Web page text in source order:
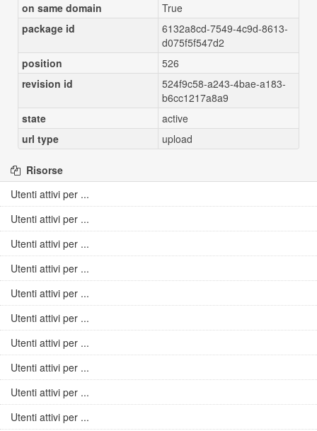
on same domain
True
package id
6132a8cd-7549-4c9d-8613-
d075f5f547d2
position
526
revision id
524f9c58-a243-4bae-a183-
b6cc1217a8a9
state
active
url type
upload
Risorse
Utenti attivi per ...
Utenti attivi per ...
Utenti attivi per ...
Utenti attivi per ...
Utenti attivi per ...
Utenti attivi per ...
Utenti attivi per ...
Utenti attivi per ...
Utenti attivi per ...
Utenti attivi per ...